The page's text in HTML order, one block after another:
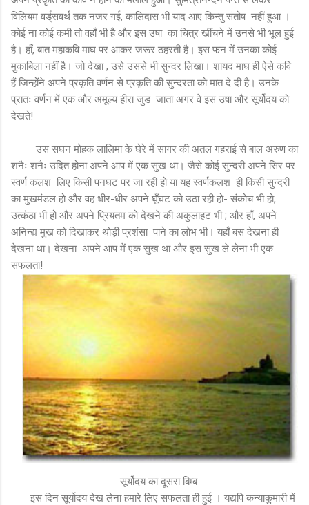
विलियम वर्ड्‌सवर्थ तक नजर गई, कालिदास भी याद आए किन्तु संतोष नहीं हुआ ।
कोई ना कोई कमी तो वहाँ भी है और इस उषा का चित्र खींचने में उनसे भी भूल हुई
है। हाँ, बात महाकवि माघ पर आकर जरूर ठहरती है। इस फन में उनका कोई
मुकाबिला नहीं है। जो देखा , उसे उससे भी सुन्दर लिखा। शायद माघ ही ऐसे कवि
हैं जिन्होंने अपने प्रकृति वर्णन से प्रकृति की सुन्दरता को मात दे दी है। उनके
प्रातः वर्णन में एक और अमूल्य हीरा जुड जाता अगर वे इस उषा और सूर्योदय को
देखते!
उस सघन मोहक लालिमा के घेरे में सागर की अतल गहराई से बाल अरुण का
शनैः शनैः उदित होना अपने आप में एक सुख था। जैसे कोई सुन्दरी अपने सिर पर
स्वर्ण कलश लिए किसी पनघट पर जा रही हो या यह स्वर्णकलश ही किसी सुन्दरी
का मुखमंडल हो और वह धीर-धीर अपने घूँघट को उठा रही हो- संकोच भी हो,
उत्कंठा भी हो और अपने प्रियतम को देखने की अकुलाहट भी ; और हाँ, अपने
अनिन्द्य मुख को दिखाकर थोड़ी प्रशंसा पाने का लोभ भी। यहाँ बस देखना ही
देखना था। देखना अपने आप में एक सुख था और इस सुख ले लेना भी एक
सफलता!
सूर्योदय का दूसरा बिम्ब
इस दिन सूर्योदय देख लेना हमारे लिए सफलता ही हुई । यद्यपि कन्याकुमारी में